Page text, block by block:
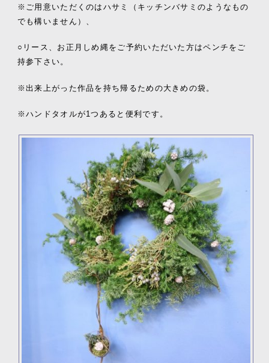
※ ご用意いただくのはハサミ（キッチンバサミのようなもの
でも構いません）、
○ リース、お正月しめ縄をご予約いただいた方はペンチをご
持参下さい。
※出来上がった作品を持ち帰るための大きめの袋。
※ハンドタオルが1つあると便利です。